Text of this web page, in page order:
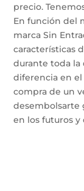
precio.
En función del
marca Sin
características
durante toda la
diferencia en
compra de un
desembolsarte
en los futuros y